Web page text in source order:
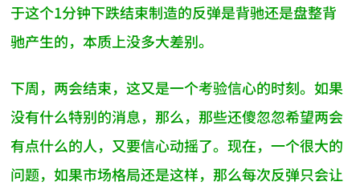
于这个1分钟下跌结束制造的反弹是背驰还是盘整背
驰产生的，本质上没多大差别。
下周，两会结束，这又是一个考验信心的时刻。如果
没有什么特别的消息，那么，那些还傻忽忽希望两会
有点什么的人，又要信心动摇了。现在，一个很大的
问题，如果市场格局还是这样，那么每次反弹只会让